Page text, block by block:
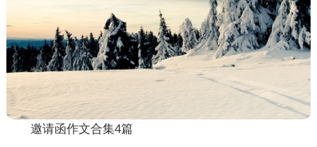
邀请函作文合集4篇